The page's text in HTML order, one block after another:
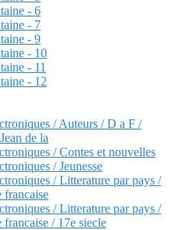
- 6
- 7
- 9
- 10
- 11
- 12
/ Auteurs / D a F /
de la
/ Contes et nouvelles
/ Jeunesse
/ Litterature par pays /
francaise
/ Litterature par pays /
francaise / 17e siecle